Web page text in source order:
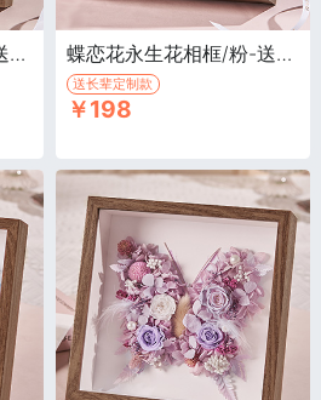
蝶恋花永生花相框/紫-送长辈定制款·永生花相框 蝶恋花永生花相框/粉-送长辈定制款·永生花相框
送长辈定制款
￥198